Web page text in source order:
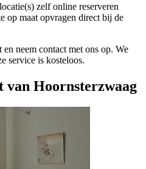
zelf online reserveren
op maat opvragen direct bij de
neem contact met ons op. We
service is kosteloos.
van Hoornsterzwaag